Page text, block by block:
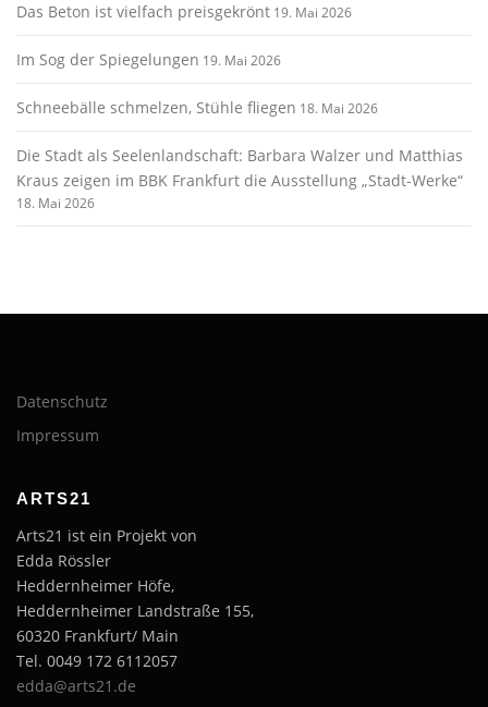
Das Beton ist vielfach preisgekrönt 19. Mai 2026
Im Sog der Spiegelungen 19. Mai 2026
Schneebälle schmelzen, Stühle fliegen 18. Mai 2026
Die Stadt als Seelenlandschaft: Barbara Walzer und Matthias
Kraus zeigen im BBK Frankfurt die Ausstellung „Stadt-Werke“
18. Mai 2026
Datenschutz
Impressum
ARTS21
Arts21 ist ein Projekt von
Edda Rössler
Heddernheimer Höfe,
Heddernheimer Landstraße 155,
60320 Frankfurt/ Main
Tel. 0049 172 6112057
edda@arts21.de